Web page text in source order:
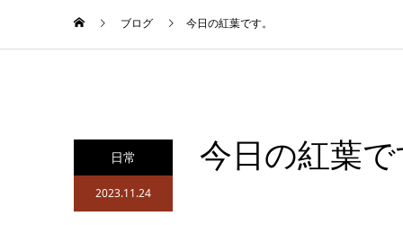
ブログ 今日の紅葉です。
日常
2023.11.24
今日の紅葉